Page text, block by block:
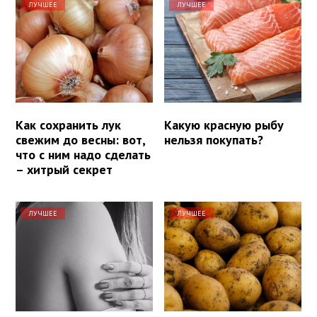
ЛУЧШЕЕ
Как сохранить лук
свежим до весны: вот,
что с ним надо сделать
– хитрый секрет
ЛУЧШЕЕ
Какую красную рыбу
нельзя покупать?
ЛУЧШЕЕ ЛУЧШЕЕ